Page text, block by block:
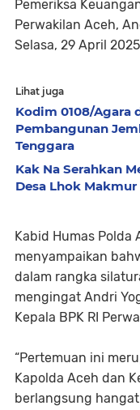
Pemeriksa
Perwakilan Aceh,
Selasa, 29 April
Lihat juga
Kodim 0108/Agara
Pembangunan
Tenggara
Kak Na Serahkan
Desa Lhok Makmur
Kabid Humas Polda
menyampaikan
dalam rangka
mengingat Andri
Kepala BPK RI
“Pertemuan ini
Kapolda Aceh dan
berlangsung